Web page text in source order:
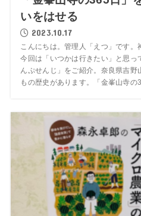
いをはせる
2023.10.17
こんにちは。管理人「えつ」です。
今回は「いつかは行きたい」と思っ
んぷせんじ」をご紹介。奈良県吉
もの歴史があります。「金峯山寺の